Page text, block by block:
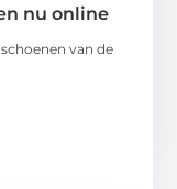
nu online
van de